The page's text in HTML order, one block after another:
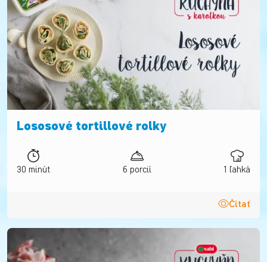
Lososové tortillové rolky
30 minút 6 porcií 1 ľahká
Čítať